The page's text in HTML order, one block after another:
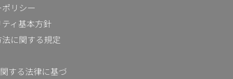
リシー
ィ基本方針
に関する規定
する法律に基づ